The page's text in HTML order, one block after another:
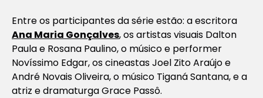
Entre os participantes da série estão: a escritora
Ana Maria Gonçalves, os artistas visuais Dalton
Paula e Rosana Paulino, o músico e performer
Novíssimo Edgar, os cineastas Joel Zito Araújo e
André Novais Oliveira, o músico Tiganá Santana, e a
atriz e dramaturga Grace Passô.